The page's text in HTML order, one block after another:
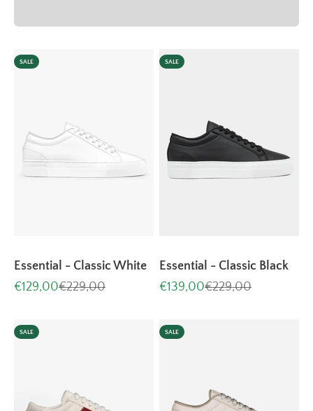
SALE
Essential - Classic White
Aanbiedingsprijs
€129,00Normale prijs
€229,00
SALE
Essential - Classic Black
Aanbiedingsprijs
€139,00Normale prijs
€229,00
SALE SALE